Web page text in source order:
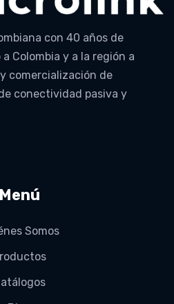
con 40 años de
Colombia y a la región a
comercialización de
conectividad pasiva y
Menú
Somos